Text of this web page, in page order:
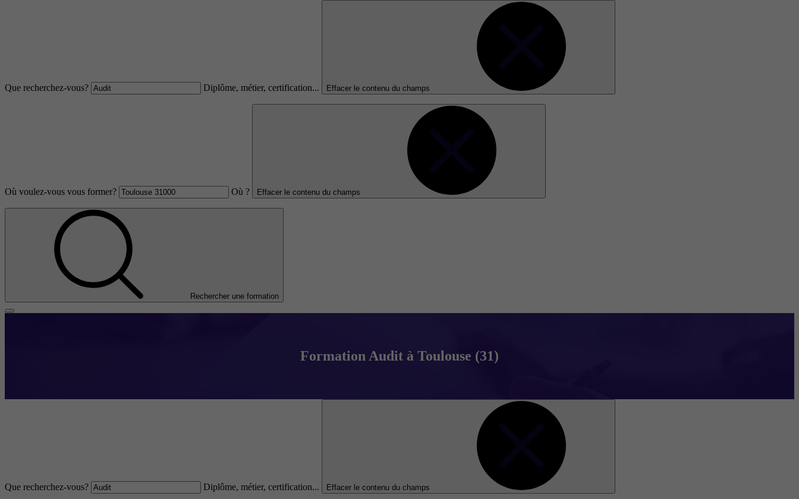
Que recherchez-vous? Diplôme, métier, certification... Effacer le contenu du champs
Où voulez-vous vous former? Où ? Effacer le contenu du champs
Rechercher une formation
Formation Audit à Toulouse (31)
Que recherchez-vous? Diplôme, métier, certification... Effacer le contenu du champs